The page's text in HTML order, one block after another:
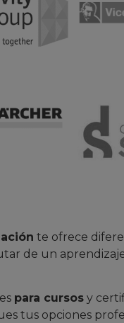
te ofrece
de un
para cursos y
tus opciones